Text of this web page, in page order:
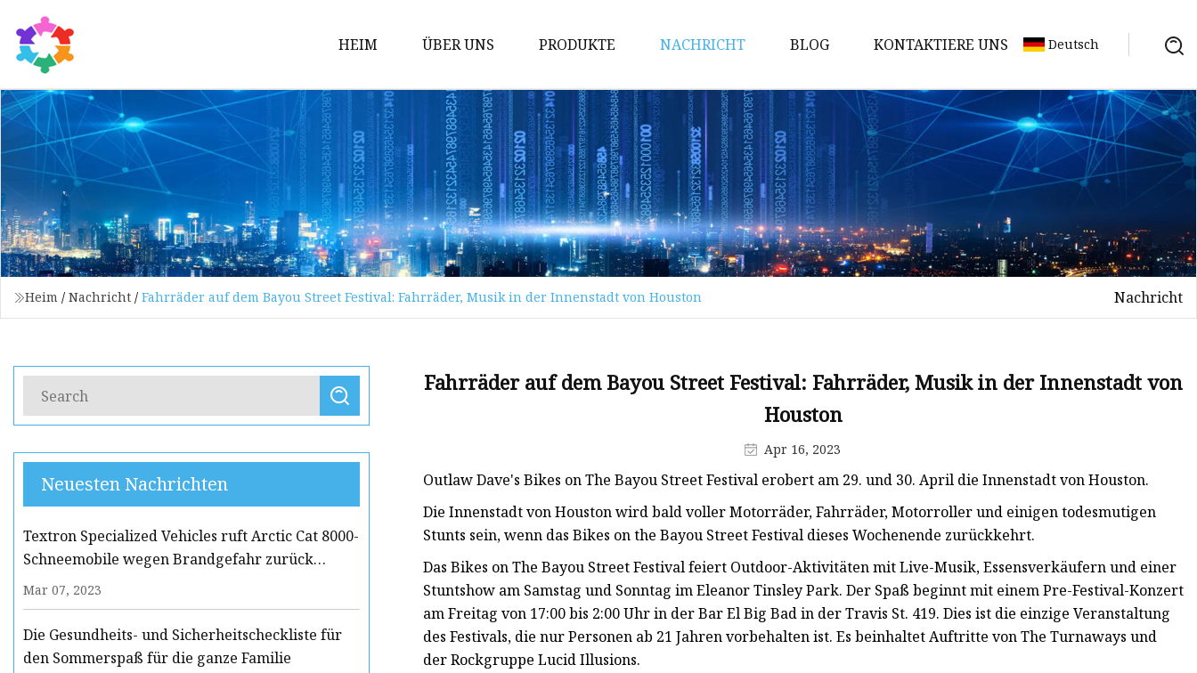
HEIM ÜBER UNS PRODUKTE
Elektroroller
Roller
Elektroroller für Erwachsene
Roller für Erwachsene
Stunt-Scooter
NACHRICHT BLOG KONTAKTIERE UNS Deutsch
Heim / Nachricht / Fahrräder auf dem Bayou Street Festival: Fahrräder, Musik in der Innenstadt von Houston Nachricht
Neuesten Nachrichten
Textron Specialized Vehicles ruft Arctic Cat 8000-
Schneemobile wegen Brandgefahr zurück
(Rückrufalarm)
Mar 07, 2023
Die Gesundheits- und Sicherheitscheckliste für
den Sommerspaß für die ganze Familie
Fahrräder auf dem Bayou Street Festival: Fahrräder, Musik in der Innenstadt von
Houston
Apr 16, 2023
Outlaw Dave's Bikes on The Bayou Street Festival erobert am 29. und 30. April die Innenstadt von Houston.
Die Innenstadt von Houston wird bald voller Motorräder, Fahrräder, Motorroller und einigen todesmutigen
Stunts sein, wenn das Bikes on the Bayou Street Festival dieses Wochenende zurückkehrt.
Das Bikes on The Bayou Street Festival feiert Outdoor-Aktivitäten mit Live-Musik, Essensverkäufern und einer
Stuntshow am Samstag und Sonntag im Eleanor Tinsley Park. Der Spaß beginnt mit einem Pre-Festival-Konzert
am Freitag von 17:00 bis 2:00 Uhr in der Bar El Big Bad in der Travis St. 419. Dies ist die einzige Veranstaltung
des Festivals, die nur Personen ab 21 Jahren vorbehalten ist. Es beinhaltet Auftritte von The Turnaways und
der Rockgruppe Lucid Illusions.